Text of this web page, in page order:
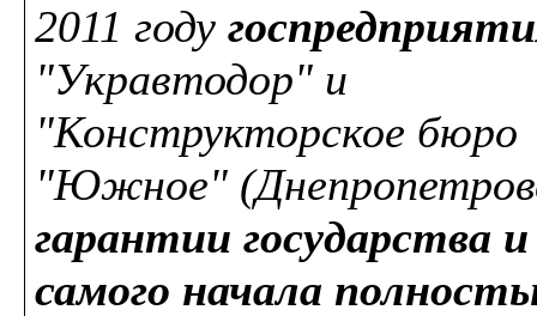
2011 году
"Укравтодор" и
"Конструкторское бюро
"Южное"
гарантии государства и
самого начала